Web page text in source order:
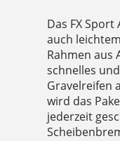
Das FX
auch
Rahmen aus
schnelles
Gravelreifen
wird das
jederzeit